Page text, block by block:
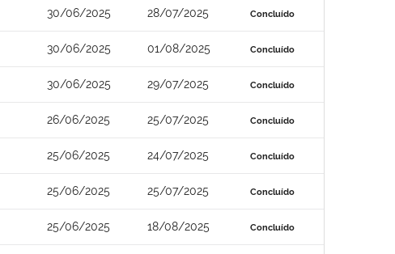
30/06/2025 28/07/2025 Concluído
30/06/2025 01/08/2025 Concluído
30/06/2025 29/07/2025 Concluído
26/06/2025 25/07/2025 Concluído
25/06/2025 24/07/2025 Concluído
25/06/2025 25/07/2025 Concluído
25/06/2025 18/08/2025 Concluído